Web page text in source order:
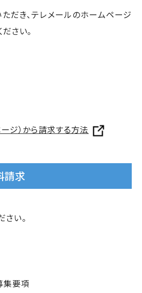
だき、テレメールのホームページ
さい。
ジ）から請求する方法
請求
い。
集要項